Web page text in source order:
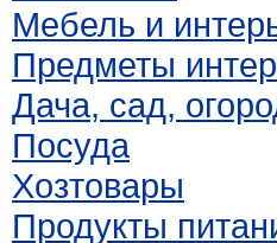
Мебель и
Предметы
Дача, сад,
Посуда
Хозтовары
Продукты